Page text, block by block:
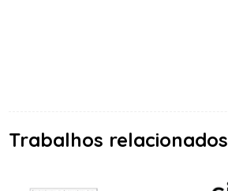
Trabalhos relacionados